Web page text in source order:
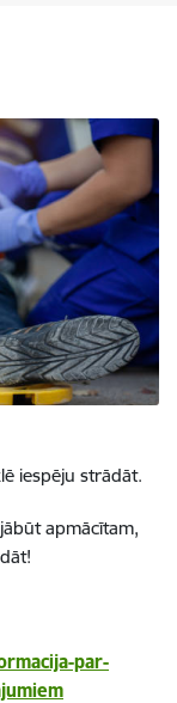
iespēju strādāt.
apmācītam,
par-